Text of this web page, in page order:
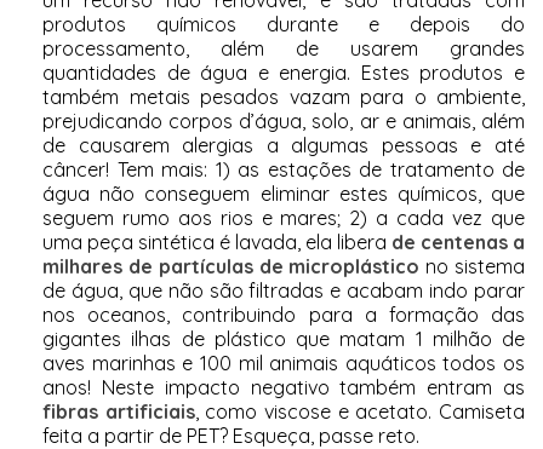
produtos químicos durante e depois do
processamento, além de usarem grandes
quantidades de água e energia. Estes produtos e
também metais pesados vazam para o ambiente,
prejudicando corpos d’água, solo, ar e animais, além
de causarem alergias a algumas pessoas e até
câncer! Tem mais: 1) as estações de tratamento de
água não conseguem eliminar estes químicos, que
seguem rumo aos rios e mares; 2) a cada vez que
uma peça sintética é lavada, ela libera de centenas a
milhares de partículas de microplástico no sistema
de água, que não são filtradas e acabam indo parar
nos oceanos, contribuindo para a formação das
gigantes ilhas de plástico que matam 1 milhão de
aves marinhas e 100 mil animais aquáticos todos os
anos! Neste impacto negativo também entram as
fibras artificiais, como viscose e acetato. Camiseta
feita a partir de PET? Esqueça, passe reto.